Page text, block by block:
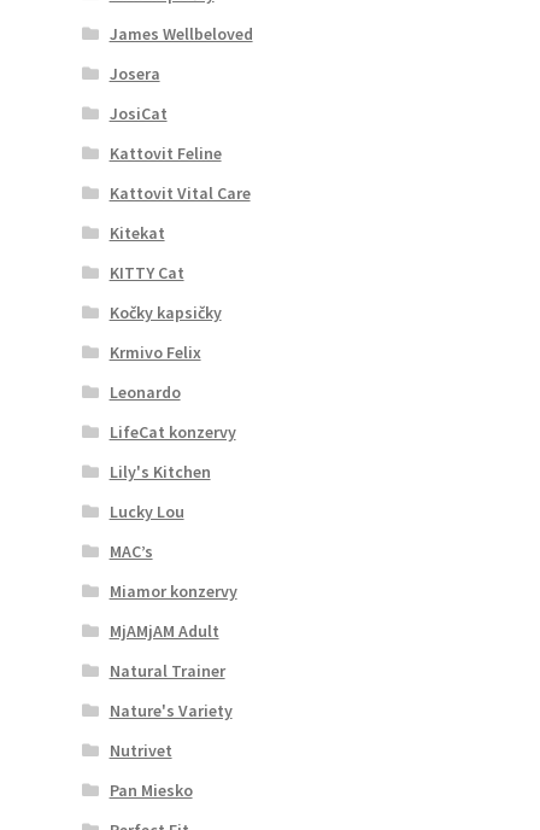
James Wellbeloved
Josera
JosiCat
Kattovit Feline
Kattovit Vital Care
Kitekat
KITTY Cat
Kočky kapsičky
Krmivo Felix
Leonardo
LifeCat konzervy
Lily's Kitchen
Lucky Lou
MAC’s
Miamor konzervy
MjAMjAM Adult
Natural Trainer
Nature's Variety
Nutrivet
Pan Miesko